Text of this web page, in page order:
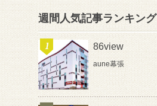
週間人気記事ランキング
86view
aune幕張